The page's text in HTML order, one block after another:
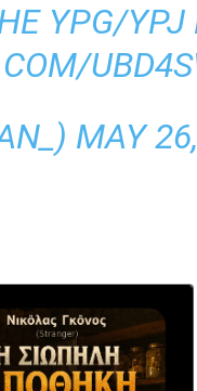
YPG/YPJ
MAY